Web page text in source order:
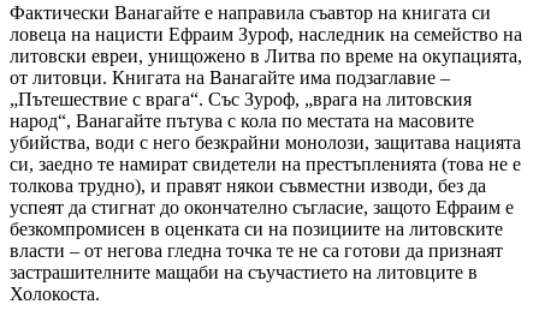
Фактически Ванагайте е направила съавтор на книгата си
ловеца на нацисти Ефраим Зуроф, наследник на семейство на
литовски евреи, унищожено в Литва по време на окупацията,
от литовци. Книгата на Ванагайте има подзаглавие –
„Пътешествие с врага“. Със Зуроф, „врага на литовския
народ“, Ванагайте пътува с кола по местата на масовите
убийства, води с него безкрайни монолози, защитава нацията
си, заедно те намират свидетели на престъпленията (това не е
толкова трудно), и правят някои съвместни изводи, без да
успеят да стигнат до окончателно съгласие, защото Ефраим е
безкомпромисен в оценката си на позициите на литовските
власти – от негова гледна точка те не са готови да признаят
застрашителните мащаби на съучастието на литовците в
Холокоста.